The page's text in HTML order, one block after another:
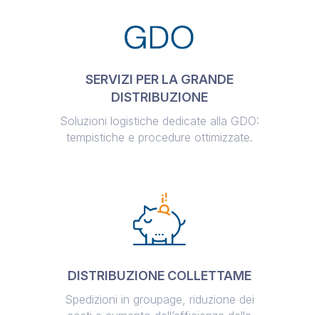
SERVIZI PER LA GRANDE
DISTRIBUZIONE
Soluzioni logistiche dedicate alla GDO:
tempistiche e procedure ottimizzate.
DISTRIBUZIONE COLLETTAME
Spedizioni in groupage, riduzione dei